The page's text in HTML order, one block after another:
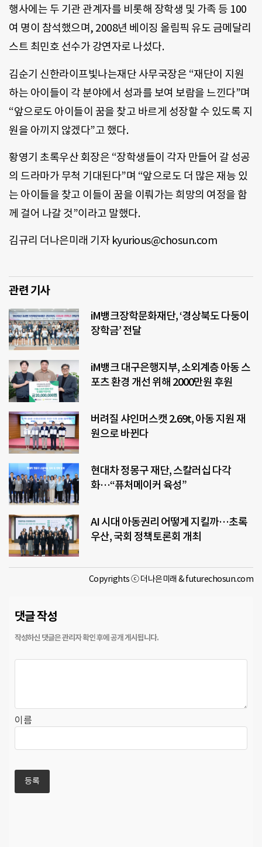
행사에는 두 기관 관계자를 비롯해 장학생 및 가족 등 100
여 명이 참석했으며, 2008년 베이징 올림픽 유도 금메달리
스트 최민호 선수가 강연자로 나섰다.
김순기 신한라이프빛나는재단 사무국장은 “재단이 지원
하는 아이들이 각 분야에서 성과를 보여 보람을 느낀다”며
“앞으로도 아이들이 꿈을 찾고 바르게 성장할 수 있도록 지
원을 아끼지 않겠다”고 했다.
황영기 초록우산 회장은 “장학생들이 각자 만들어 갈 성공
의 드라마가 무척 기대된다”며 “앞으로도 더 많은 재능 있
는 아이들을 찾고 이들이 꿈을 이뤄가는 희망의 여정을 함
께 걸어 나갈 것”이라고 말했다.
김규리 더나은미래 기자 kyurious@chosun.com
관련 기사
iM뱅크장학문화재단, ‘경상북도 다둥이
장학금’ 전달
iM뱅크 대구은행지부, 소외계층 아동 스
포츠 환경 개선 위해 2000만원 후원
버려질 샤인머스캣 2.69t, 아동 지원 재
원으로 바뀐다
현대차 정몽구 재단, 스칼러십 다각
화…“퓨처메이커 육성”
AI 시대 아동권리 어떻게 지킬까…초록
우산, 국회 정책토론회 개최
Copyrights ⓒ 더나은미래 & futurechosun.com
댓글 작성
이름